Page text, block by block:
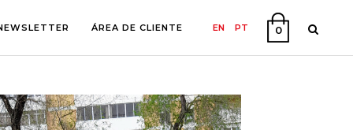
EN PT 0
ÁREA DE CLIENTE